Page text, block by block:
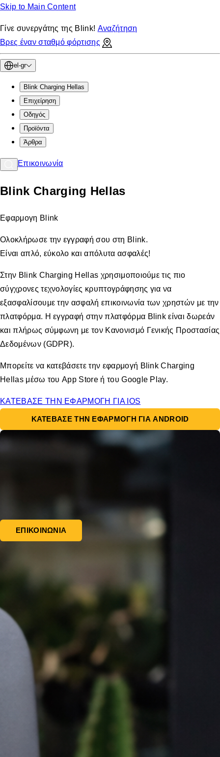
Skip to Main Content
Γίνε συνεργάτης της Blink! Αναζήτηση
Βρες έναν σταθμό φόρτισης
el-gr
Blink Charging Hellas
Eπιχείρηση
Οδηγός
Προϊόντα
Άρθρα
Επικοινωνία
Blink Charging Hellas
Εφαρμογη Blink
Ολοκλήρωσε την εγγραφή σου στη Blink.
Είναι απλό, εύκολο και απόλυτα ασφαλές!
Στην Blink Charging Hellas χρησιμοποιούμε τις πιο
σύγχρονες τεχνολογίες κρυπτογράφησης για να
εξασφαλίσουμε την ασφαλή επικοινωνία των χρηστών με την
πλατφόρμα. Η εγγραφή στην πλατφόρμα Blink είναι δωρεάν
και πλήρως σύμφωνη με τον Κανονισμό Γενικής Προστασίας
Δεδομένων (GDPR).
Μπορείτε να κατεβάσετε την εφαρμογή Blink Charging
Hellas μέσω του App Store ή του Google Play.
ΚΑΤΕΒΑΣΕ ΤΗΝ ΕΦΑΡΜΟΓΗ ΓΙΑ IOS
ΚΑΤΕΒΑΣΕ ΤΗΝ ΕΦΑΡΜΟΓΗ ΓΙΑ ANDROID
Έτοιμοι να ξεκινήσετε το ταξίδι σας
στην ηλεκτροκίνηση;
ΕΠΙΚΟΙΝΩΝΙΑ
Ακολούθησε μας:
Βρες εύκολα το σταθμό φόρτισης που
χρειάζεσαι και… ξεκίνα!